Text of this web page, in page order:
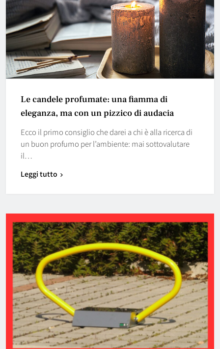
Le candele profumate: una fiamma di
eleganza, ma con un pizzico di audacia
Ecco il primo consiglio che darei a chi è alla ricerca di
un buon profumo per l’ambiente: mai sottovalutare
il…
Leggi tutto